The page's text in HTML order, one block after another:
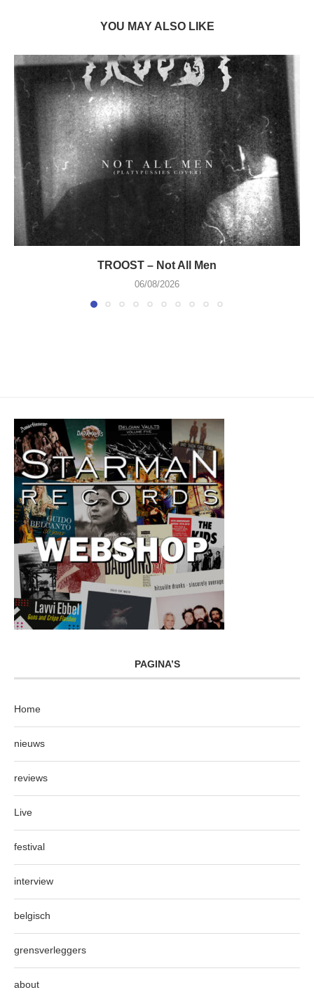
YOU MAY ALSO LIKE
TROOST – Not All Men
06/08/2026
PAGINA’S
Home
nieuws
reviews
Live
festival
interview
belgisch
grensverleggers
about